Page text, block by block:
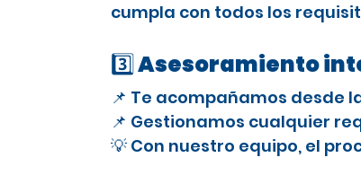
cumpla con todos los
3️⃣ Asesoramiento
📌 Te acompañamos desde
📌 Gestionamos cualquier
💡 Con nuestro equipo, el